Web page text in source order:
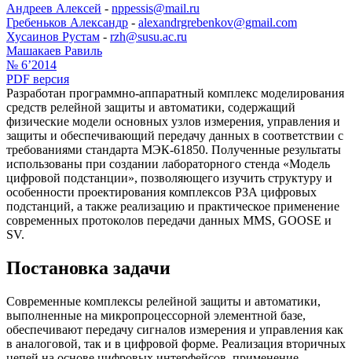
Андреев Алексей - nppessis@mail.ru
Гребеньков Александр - alexandrgrebenkov@gmail.com
Хусаинов Рустам - rzh@susu.ac.ru
Машакаев Равиль
№ 6’2014
PDF версия
Разработан программно-аппаратный комплекс моделирования
средств релейной защиты и автоматики, содержащий
физические модели основных узлов измерения, управления и
защиты и обеспечивающий передачу данных в соответствии с
требованиями стандарта МЭК-61850. Полученные результаты
использованы при создании лабораторного стенда «Модель
цифровой подстанции», позволяющего изучить структуру и
особенности проектирования комплексов РЗА цифровых
подстанций, а также реализацию и практическое применение
современных протоколов передачи данных MMS, GOOSE и
SV.
Постановка задачи
Современные комплексы релейной защиты и автоматики,
выполненные на микропроцессорной элементной базе,
обеспечивают передачу сигналов измерения и управления как
в аналоговой, так и в цифровой форме. Реализация вторичных